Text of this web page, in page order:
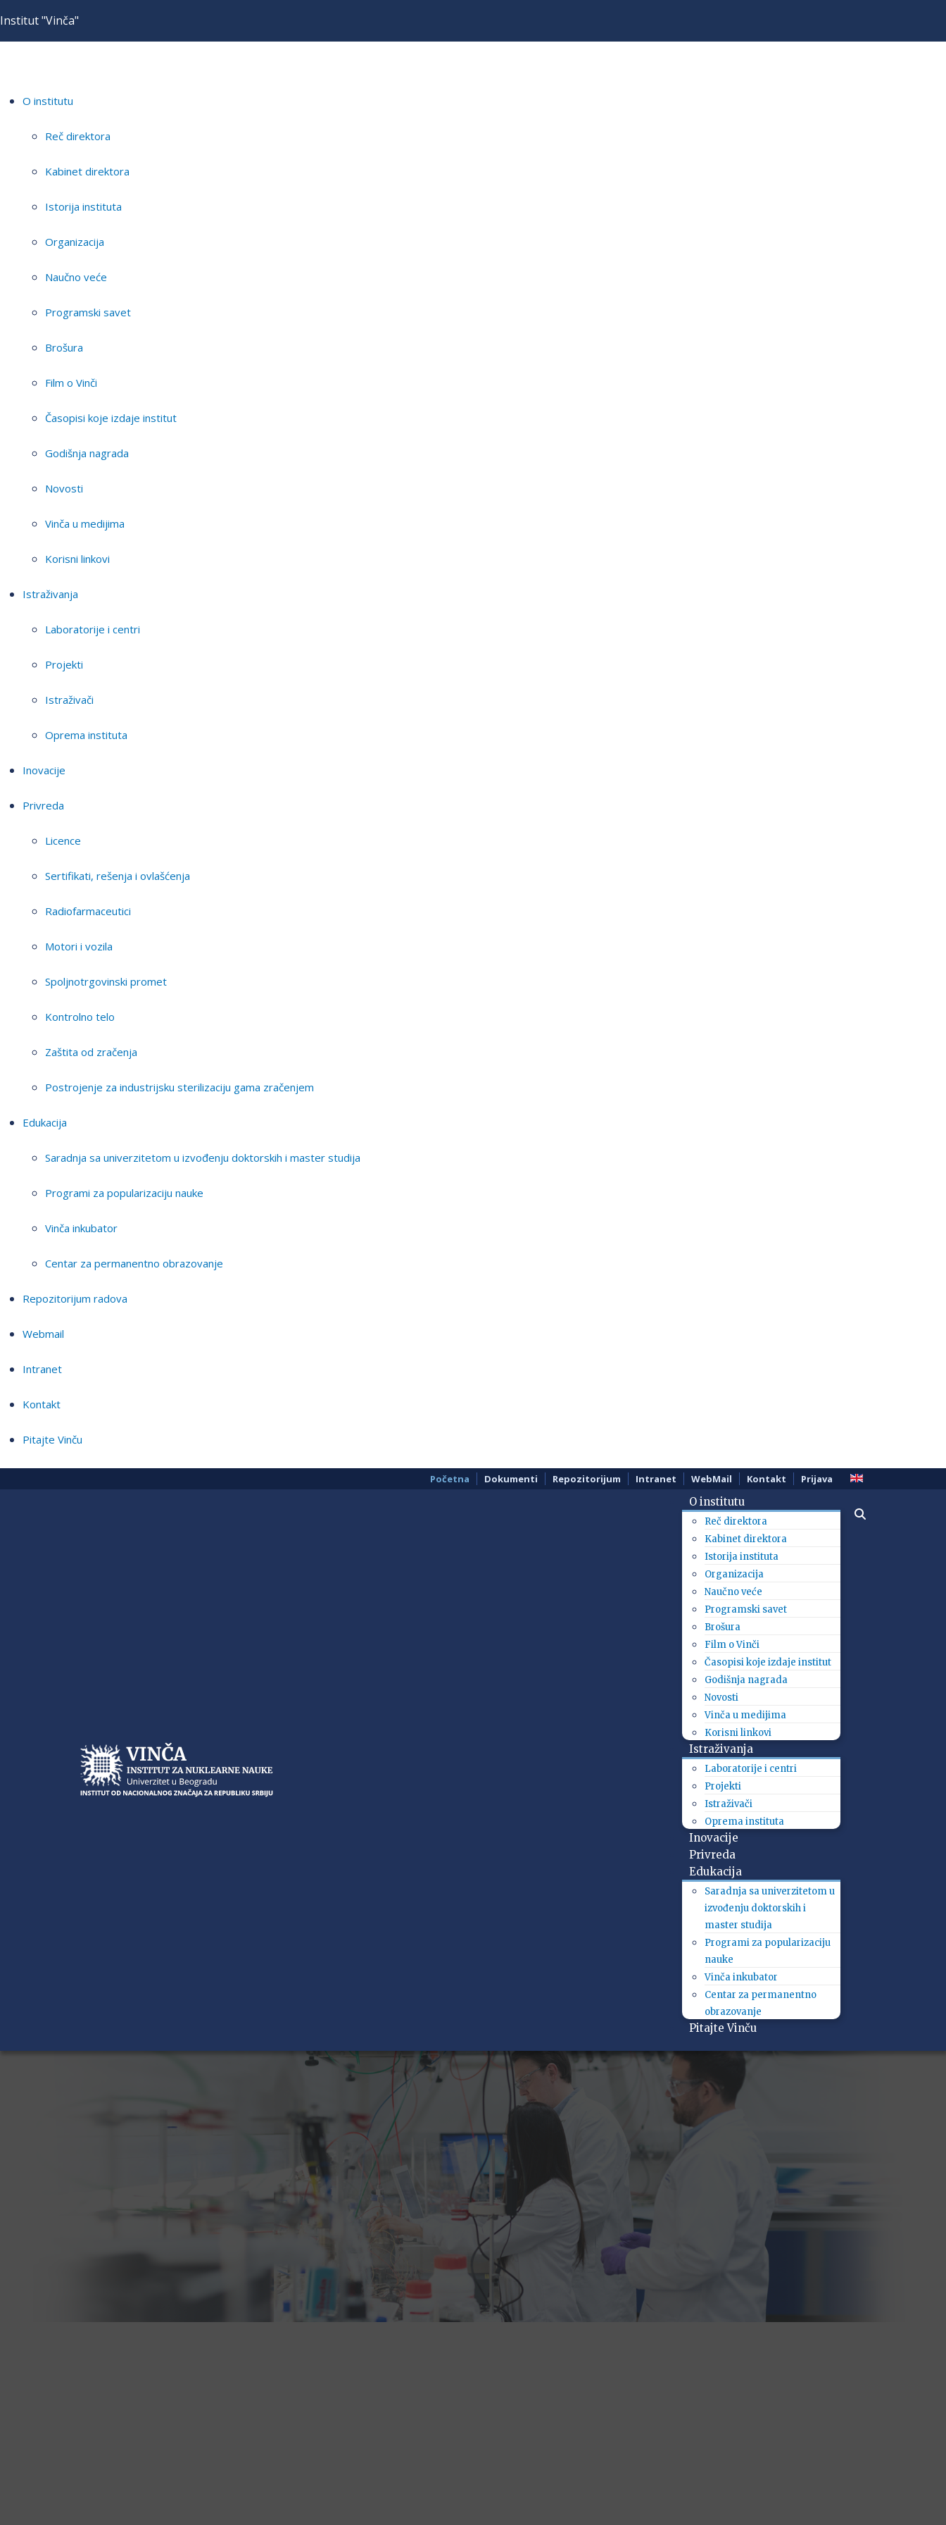
Institut "Vinča"
O institutu
Reč direktora
Kabinet direktora
Istorija instituta
Organizacija
Naučno veće
Programski savet
Brošura
Film o Vinči
Časopisi koje izdaje institut
Godišnja nagrada
Novosti
Vinča u medijima
Korisni linkovi
Istraživanja
Laboratorije i centri
Projekti
Istraživači
Oprema instituta
Inovacije
Privreda
Licence
Sertifikati, rešenja i ovlašćenja
Radiofarmaceutici
Motori i vozila
Spoljnotrgovinski promet
Kontrolno telo
Zaštita od zračenja
Postrojenje za industrijsku sterilizaciju gama zračenjem
Edukacija
Saradnja sa univerzitetom u izvođenju doktorskih i master studija
Programi za popularizaciju nauke
Vinča inkubator
Centar za permanentno obrazovanje
Repozitorijum radova
Webmail
Intranet
Kontakt
Pitajte Vinču
Početna Dokumenti Repozitorijum Intranet WebMail Kontakt Prijava
O institutu
Reč direktora
Kabinet direktora
Istorija instituta
Organizacija
Naučno veće
Programski savet
Brošura
Film o Vinči
Časopisi koje izdaje institut
Godišnja nagrada
Novosti
Vinča u medijima
Korisni linkovi
Istraživanja
Laboratorije i centri
Projekti
Istraživači
Oprema instituta
Inovacije
Privreda
Edukacija
Saradnja sa univerzitetom u
izvođenju doktorskih i
master studija
Programi za popularizaciju
nauke
Vinča inkubator
Centar za permanentno
obrazovanje
Pitajte Vinču